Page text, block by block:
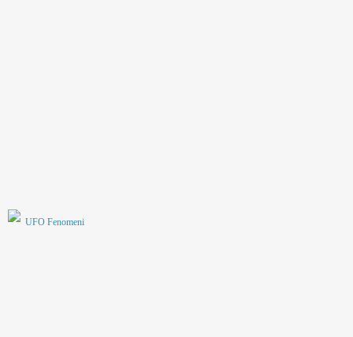
UFO Fenomeni